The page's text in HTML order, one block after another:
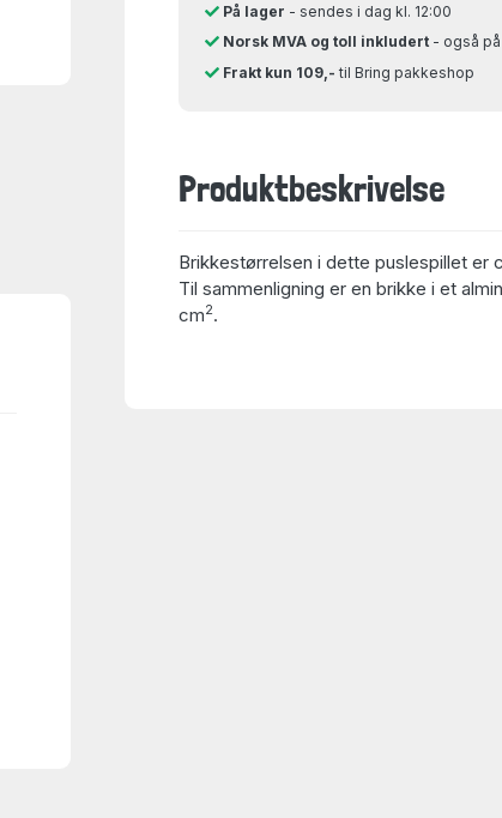
På lager - sendes i dag kl. 12:00
Norsk MVA og toll inkludert - også
Frakt kun 109,- til Bring pakkeshop
Produktbeskrivelse
Brikkestørrelsen i dette puslespillet er
Til sammenligning er en brikke i et
cm2.